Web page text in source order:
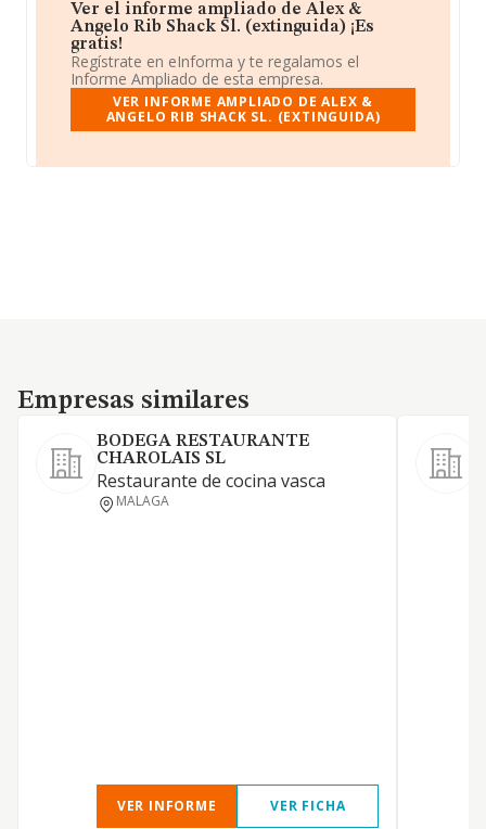
Ver el informe ampliado de Alex &
Angelo Rib Shack Sl. (extinguida) ¡Es
gratis!
Regístrate en eInforma y te regalamos el
Informe Ampliado de esta empresa.
VER INFORME AMPLIADO DE ALEX &
ANGELO RIB SHACK SL. (EXTINGUIDA)
Empresas similares
Empresas similares
BODEGA RESTAURANTE
CHAROLAIS SL
Restaurante de cocina vasca
MALAGA
VER INFORME VER FICHA